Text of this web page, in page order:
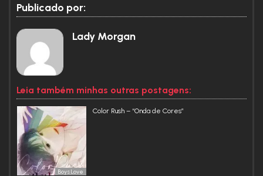
Como que por obra do destino, a vida de Yeonwoo muda
para sempre no dia em que ele conhece Yoohan.
Apaixonando-se pelos muitos encantos do garoto,
Yeonwoo fica atordoado com a onda de emoções
inesperadas que ele sente cada vez que Yoohan está perto.
O mais surpreendente é a onda de cores que inunda o
mundo sempre que Yoohan aparece. Será que esse é um
sinal de que Yoohan é seu destino?
Enquanto Yeonwoo reflete sobre seu destino, sua tia Yirang
procura desesperadamente pela irmã que desapareceu
anos atrás. Unindo-se à sua tia nessa missão, Yeonwoo
recruta a ajuda de Yoohan, e juntos eles procuram por sua
mãe. Conforme eles investigam mais a fundo o mistério
envolvendo o desaparecimento, uma história inesperada
começa a se desdobrar. Será que esses garotos
predestinados conseguirão solucionar o mistério de uma
mãe desaparecida enquanto desvendam os mistérios de
seus próprios corações?
Publicado por:
Lady Morgan
Leia também minhas outras postagens:
Boys Love
Color Rush – “Onda de Cores”